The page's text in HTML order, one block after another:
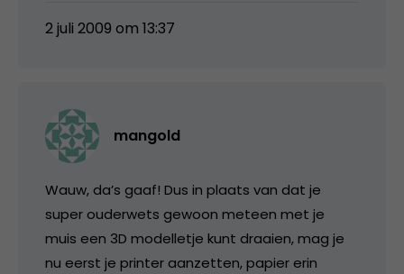
2 juli 2009 om 13:37
mangold
Wauw, da’s gaaf! Dus in plaats van dat je
super ouderwets gewoon meteen met je
muis een 3D modelletje kunt draaien, mag je
nu eerst je printer aanzetten, papier erin